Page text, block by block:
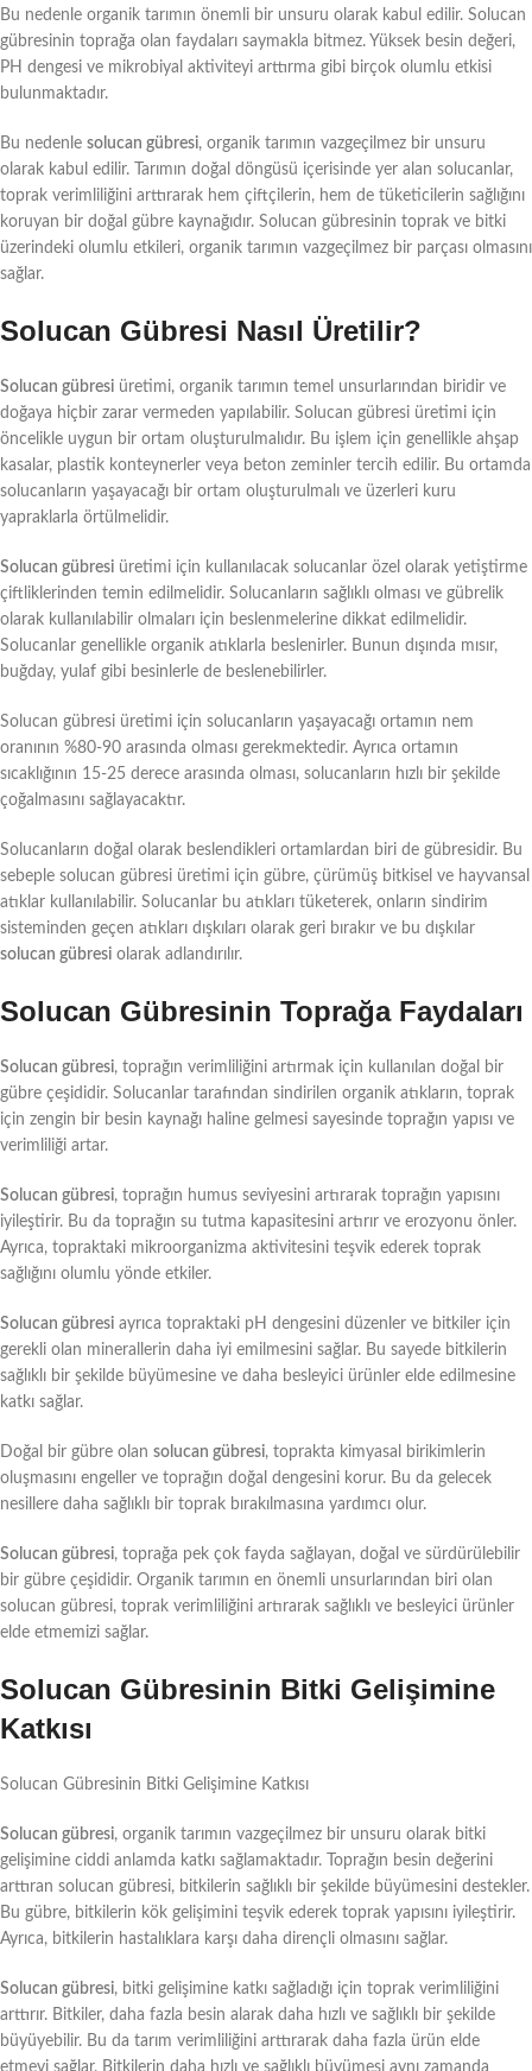
Bu nedenle organik tarımın önemli bir unsuru olarak kabul edilir. Solucan
gübresinin toprağa olan faydaları saymakla bitmez. Yüksek besin değeri,
PH dengesi ve mikrobiyal aktiviteyi arttırma gibi birçok olumlu etkisi
bulunmaktadır.
Bu nedenle solucan gübresi, organik tarımın vazgeçilmez bir unsuru
olarak kabul edilir. Tarımın doğal döngüsü içerisinde yer alan solucanlar,
toprak verimliliğini arttırarak hem çiftçilerin, hem de tüketicilerin sağlığını
koruyan bir doğal gübre kaynağıdır. Solucan gübresinin toprak ve bitki
üzerindeki olumlu etkileri, organik tarımın vazgeçilmez bir parçası olmasını
sağlar.
Solucan Gübresi Nasıl Üretilir?
Solucan gübresi üretimi, organik tarımın temel unsurlarından biridir ve
doğaya hiçbir zarar vermeden yapılabilir. Solucan gübresi üretimi için
öncelikle uygun bir ortam oluşturulmalıdır. Bu işlem için genellikle ahşap
kasalar, plastik konteynerler veya beton zeminler tercih edilir. Bu ortamda
solucanların yaşayacağı bir ortam oluşturulmalı ve üzerleri kuru
yapraklarla örtülmelidir.
Solucan gübresi üretimi için kullanılacak solucanlar özel olarak yetiştirme
çiftliklerinden temin edilmelidir. Solucanların sağlıklı olması ve gübrelik
olarak kullanılabilir olmaları için beslenmelerine dikkat edilmelidir.
Solucanlar genellikle organik atıklarla beslenirler. Bunun dışında mısır,
buğday, yulaf gibi besinlerle de beslenebilirler.
Solucan gübresi üretimi için solucanların yaşayacağı ortamın nem
oranının %80-90 arasında olması gerekmektedir. Ayrıca ortamın
sıcaklığının 15-25 derece arasında olması, solucanların hızlı bir şekilde
çoğalmasını sağlayacaktır.
Solucanların doğal olarak beslendikleri ortamlardan biri de gübresidir. Bu
sebeple solucan gübresi üretimi için gübre, çürümüş bitkisel ve hayvansal
atıklar kullanılabilir. Solucanlar bu atıkları tüketerek, onların sindirim
sisteminden geçen atıkları dışkıları olarak geri bırakır ve bu dışkılar
solucan gübresi olarak adlandırılır.
Solucan Gübresinin Toprağa Faydaları
Solucan gübresi, toprağın verimliliğini artırmak için kullanılan doğal bir
gübre çeşididir. Solucanlar tarafından sindirilen organik atıkların, toprak
için zengin bir besin kaynağı haline gelmesi sayesinde toprağın yapısı ve
verimliliği artar.
Solucan gübresi, toprağın humus seviyesini artırarak toprağın yapısını
iyileştirir. Bu da toprağın su tutma kapasitesini artırır ve erozyonu önler.
Ayrıca, topraktaki mikroorganizma aktivitesini teşvik ederek toprak
sağlığını olumlu yönde etkiler.
Solucan gübresi ayrıca topraktaki pH dengesini düzenler ve bitkiler için
gerekli olan minerallerin daha iyi emilmesini sağlar. Bu sayede bitkilerin
sağlıklı bir şekilde büyümesine ve daha besleyici ürünler elde edilmesine
katkı sağlar.
Doğal bir gübre olan solucan gübresi, toprakta kimyasal birikimlerin
oluşmasını engeller ve toprağın doğal dengesini korur. Bu da gelecek
nesillere daha sağlıklı bir toprak bırakılmasına yardımcı olur.
Solucan gübresi, toprağa pek çok fayda sağlayan, doğal ve sürdürülebilir
bir gübre çeşididir. Organik tarımın en önemli unsurlarından biri olan
solucan gübresi, toprak verimliliğini artırarak sağlıklı ve besleyici ürünler
elde etmemizi sağlar.
Solucan Gübresinin Bitki Gelişimine
Katkısı
Solucan Gübresinin Bitki Gelişimine Katkısı
Solucan gübresi, organik tarımın vazgeçilmez bir unsuru olarak bitki
gelişimine ciddi anlamda katkı sağlamaktadır. Toprağın besin değerini
arttıran solucan gübresi, bitkilerin sağlıklı bir şekilde büyümesini destekler.
Bu gübre, bitkilerin kök gelişimini teşvik ederek toprak yapısını iyileştirir.
Ayrıca, bitkilerin hastalıklara karşı daha dirençli olmasını sağlar.
Solucan gübresi, bitki gelişimine katkı sağladığı için toprak verimliliğini
arttırır. Bitkiler, daha fazla besin alarak daha hızlı ve sağlıklı bir şekilde
büyüyebilir. Bu da tarım verimliliğini arttırarak daha fazla ürün elde